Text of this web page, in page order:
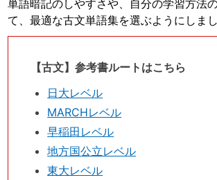
単語暗記のしやすさや、自分の学習方法
て、最適な古文単語集を選ぶようにしまし
【古文】参考書ルートはこちら
日大レベル
MARCHレベル
早稲田レベル
地方国公立レベル
東大レベル